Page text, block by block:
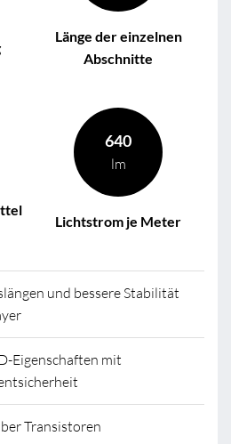
Länge der einzelnen
Abschnitte
640
lm
Lichtstrom je Meter
und bessere Stabilität
Eigenschaften mit
Transistoren